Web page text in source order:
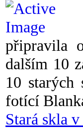
připravila
dalším 10
10
fotící
Stará skla